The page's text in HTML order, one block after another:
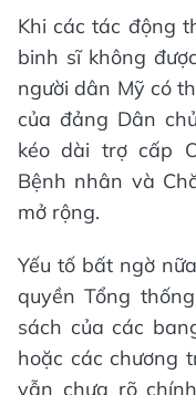
Khi các tác động
binh sĩ không
người dân Mỹ có
của đảng Dân
kéo dài trợ cấp
Bệnh nhân và
mở rộng.
Yếu tố bất ngờ
quyền Tổng
sách của các
hoặc các chương
vẫn chưa rõ